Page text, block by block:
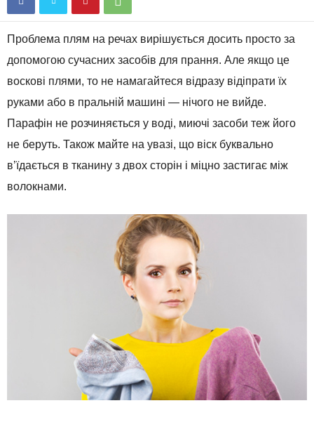
Проблема плям на речах вирішується досить просто за
допомогою сучасних засобів для прання. Але якщо це
воскові плями, то не намагайтеся відразу відіпрати їх
руками або в пральній машині — нічого не вийде.
Парафін не розчиняється у воді, миючі засоби теж його
не беруть. Також майте на увазі, що віск буквально
в’їдається в тканину з двох сторін і міцно застигає між
волокнами.